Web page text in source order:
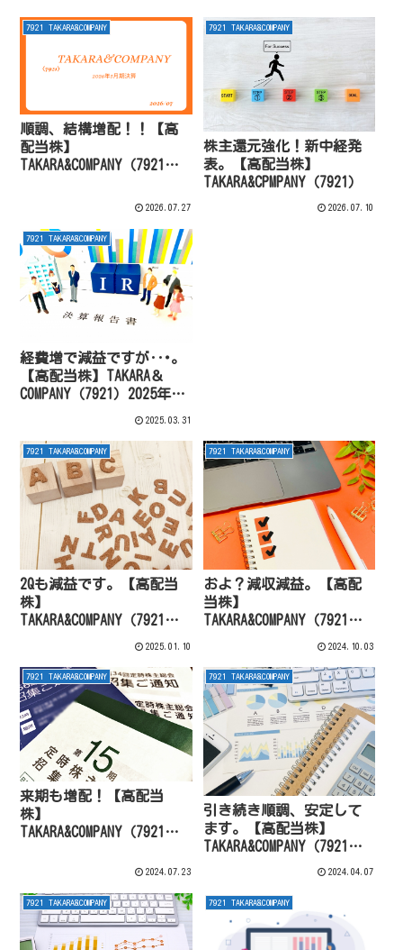
7921 TAKARA&COMPANY
順調、結構増配！！【高
配当株】
TAKARA&COMPANY（7921）
2026.07.27
7921 TAKARA&COMPANY
株主還元強化！新中経発
表。【高配当株】
TAKARA&CPMPANY（7921）
2026.07.10
7921 TAKARA&COMPANY
経費増で減益ですが‥･。
【高配当株】TAKARA＆
COMPANY（7921）2025年5
2025.03.31
7921 TAKARA&COMPANY
2Qも減益です。【高配当
株】
TAKARA&COMPANY（7921）
2025.01.10
7921 TAKARA&COMPANY
およ？減収減益。【高配
当株】
TAKARA&COMPANY（7921）
2024.10.03
7921 TAKARA&COMPANY
来期も増配！【高配当
株】
TAKARA&COMPANY（7921）
2024.07.23
7921 TAKARA&COMPANY
引き続き順調、安定して
ます。【高配当株】
TAKARA&COMPANY（7921）
2024.04.07
7921 TAKARA&COMPANY 7921 TAKARA&COMPANY